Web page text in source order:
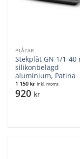
PLÅTAR
Stekplåt GN 1/1-40
silikonbelagd
aluminium, Patina
1 150 kr inkl. moms
920 kr